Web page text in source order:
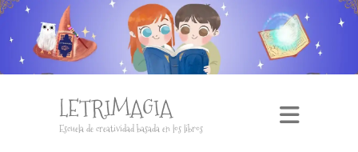
LETRIMAGIA
Escuela de creatividad basada en los libros